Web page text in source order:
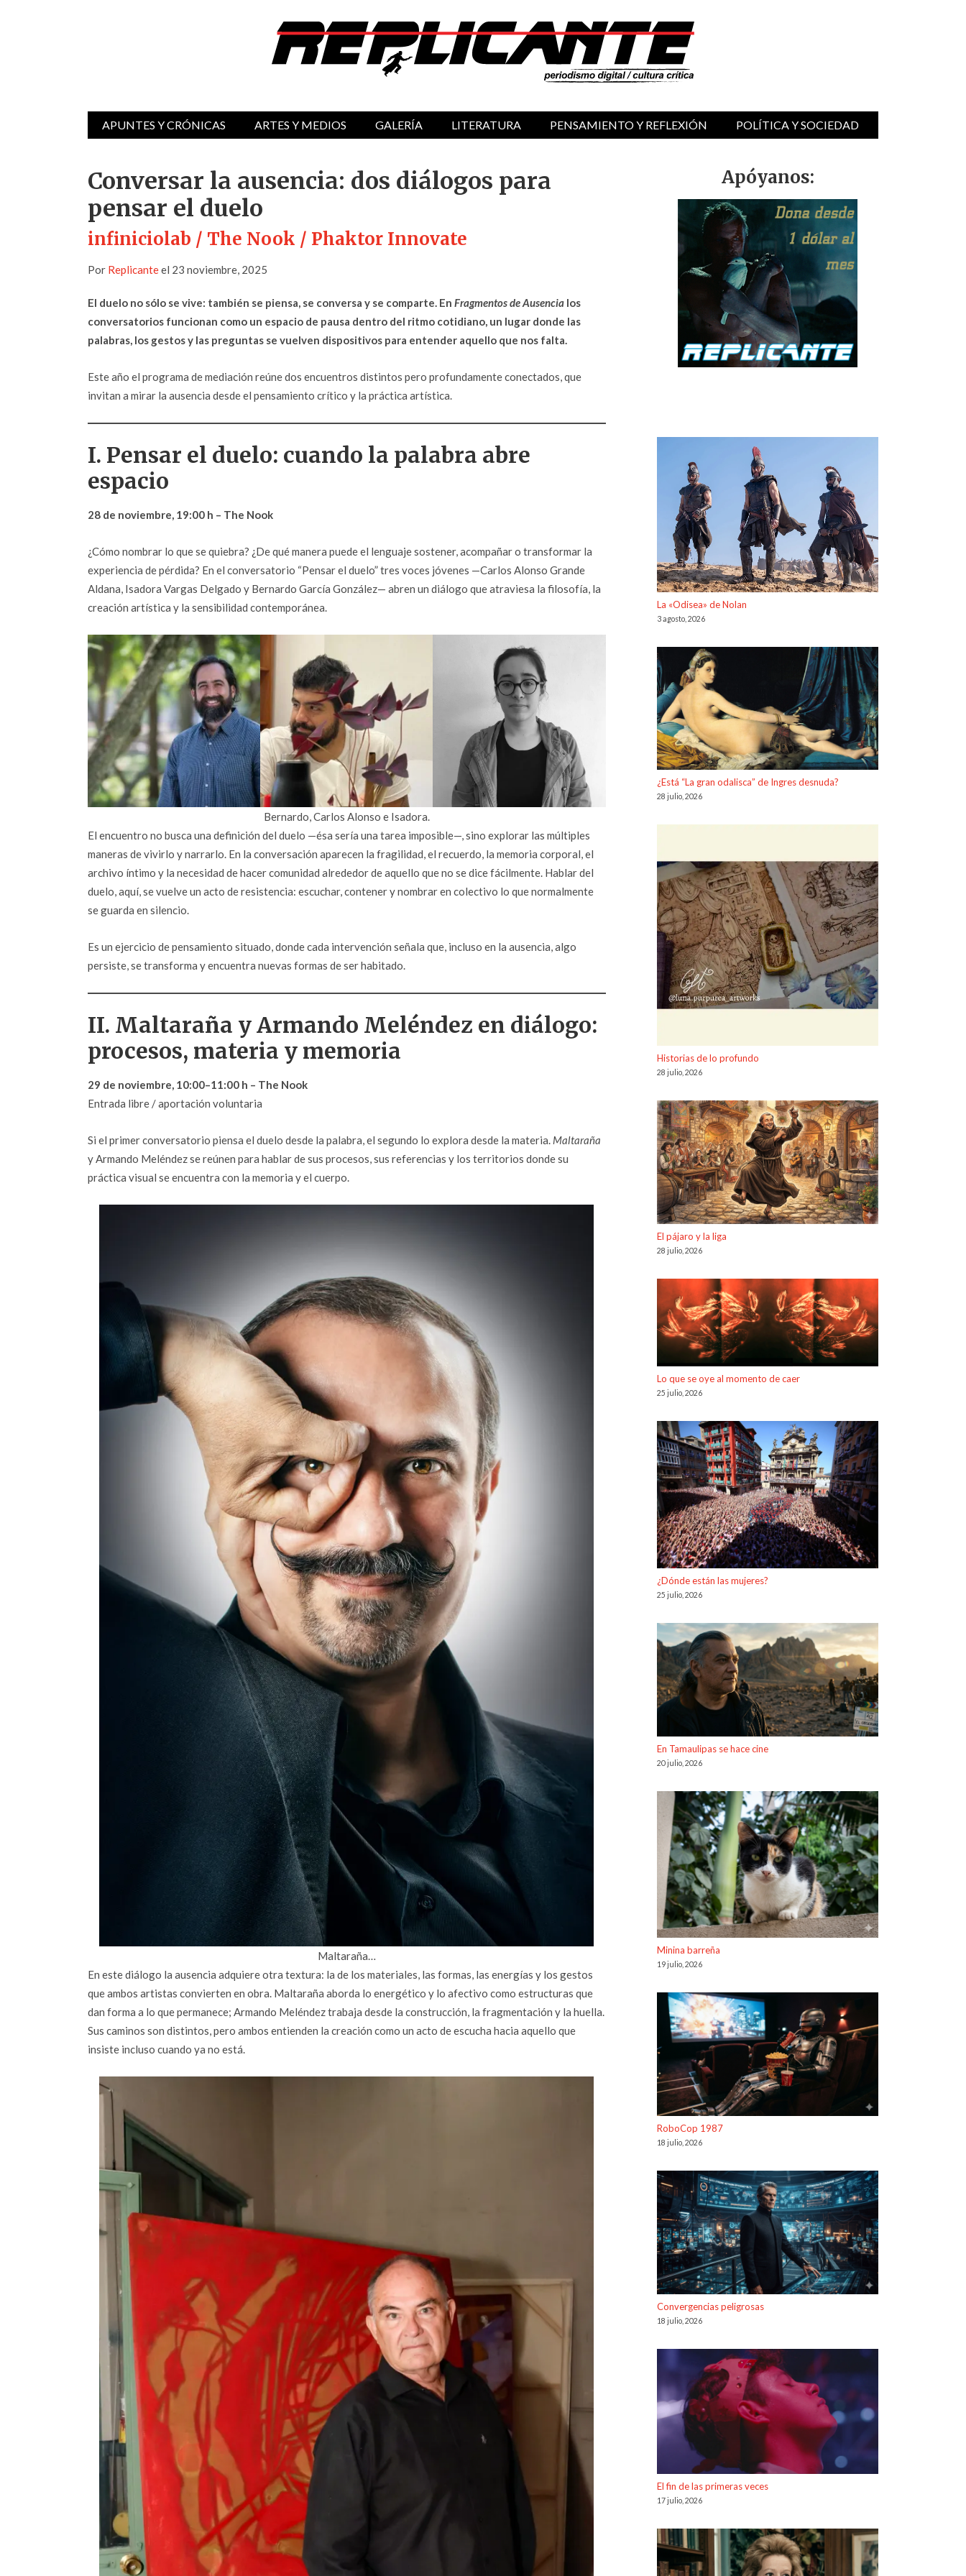
APUNTES Y CRÓNICAS ARTES Y MEDIOS GALERÍA LITERATURA PENSAMIENTO Y REFLEXIÓN POLÍTICA Y SOCIEDAD
Conversar la ausencia: dos diálogos para
pensar el duelo
infiniciolab / The Nook / Phaktor Innovate
Por Replicanteel 23 noviembre, 2025
El duelo no sólo se vive: también se piensa, se conversa y se comparte. En Fragmentos de Ausencia los
conversatorios funcionan como un espacio de pausa dentro del ritmo cotidiano, un lugar donde las
palabras, los gestos y las preguntas se vuelven dispositivos para entender aquello que nos falta.
Este año el programa de mediación reúne dos encuentros distintos pero profundamente conectados, que
invitan a mirar la ausencia desde el pensamiento crítico y la práctica artística.
I. Pensar el duelo: cuando la palabra abre
espacio
28 de noviembre, 19:00 h – The Nook
¿Cómo nombrar lo que se quiebra? ¿De qué manera puede el lenguaje sostener, acompañar o transformar la
experiencia de pérdida? En el conversatorio “Pensar el duelo” tres voces jóvenes —Carlos Alonso Grande
Aldana, Isadora Vargas Delgado y Bernardo García González— abren un diálogo que atraviesa la filosofía, la
creación artística y la sensibilidad contemporánea.
Bernardo, Carlos Alonso e Isadora.
El encuentro no busca una definición del duelo —ésa sería una tarea imposible—, sino explorar las múltiples
maneras de vivirlo y narrarlo. En la conversación aparecen la fragilidad, el recuerdo, la memoria corporal, el
archivo íntimo y la necesidad de hacer comunidad alrededor de aquello que no se dice fácilmente. Hablar del
duelo, aquí, se vuelve un acto de resistencia: escuchar, contener y nombrar en colectivo lo que normalmente
se guarda en silencio.
Es un ejercicio de pensamiento situado, donde cada intervención señala que, incluso en la ausencia, algo
persiste, se transforma y encuentra nuevas formas de ser habitado.
II. Maltaraña y Armando Meléndez en diálogo:
procesos, materia y memoria
29 de noviembre, 10:00–11:00 h – The Nook
Entrada libre / aportación voluntaria
Si el primer conversatorio piensa el duelo desde la palabra, el segundo lo explora desde la materia. Maltaraña
y Armando Meléndez se reúnen para hablar de sus procesos, sus referencias y los territorios donde su
práctica visual se encuentra con la memoria y el cuerpo.
Maltaraña…
En este diálogo la ausencia adquiere otra textura: la de los materiales, las formas, las energías y los gestos
que ambos artistas convierten en obra. Maltaraña aborda lo energético y lo afectivo como estructuras que
dan forma a lo que permanece; Armando Meléndez trabaja desde la construcción, la fragmentación y la huella.
Sus caminos son distintos, pero ambos entienden la creación como un acto de escucha hacia aquello que
insiste incluso cuando ya no está.
Apóyanos:
La «Odisea» de Nolan
3 agosto, 2026
¿Está “La gran odalisca” de Ingres desnuda?
28 julio, 2026
Historias de lo profundo
28 julio, 2026
El pájaro y la liga
28 julio, 2026
Lo que se oye al momento de caer
25 julio, 2026
¿Dónde están las mujeres?
25 julio, 2026
En Tamaulipas se hace cine
20 julio, 2026
Minina barreña
19 julio, 2026
RoboCop 1987
18 julio, 2026
Convergencias peligrosas
18 julio, 2026
El fin de las primeras veces
17 julio, 2026